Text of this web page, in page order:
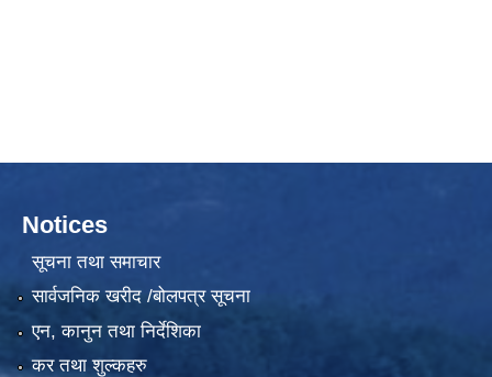
Notices
सूचना तथा समाचार
सार्वजनिक खरीद /बोलपत्र सूचना
एन, कानुन तथा निर्देशिका
कर तथा शुल्कहरु